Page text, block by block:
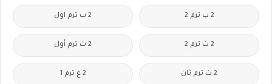
2 ب ترم 2 2 ب ترم اول
2 ث ترم 2 2 ث ترم أول
2 ث ترم ثان 2 ع ترم 1